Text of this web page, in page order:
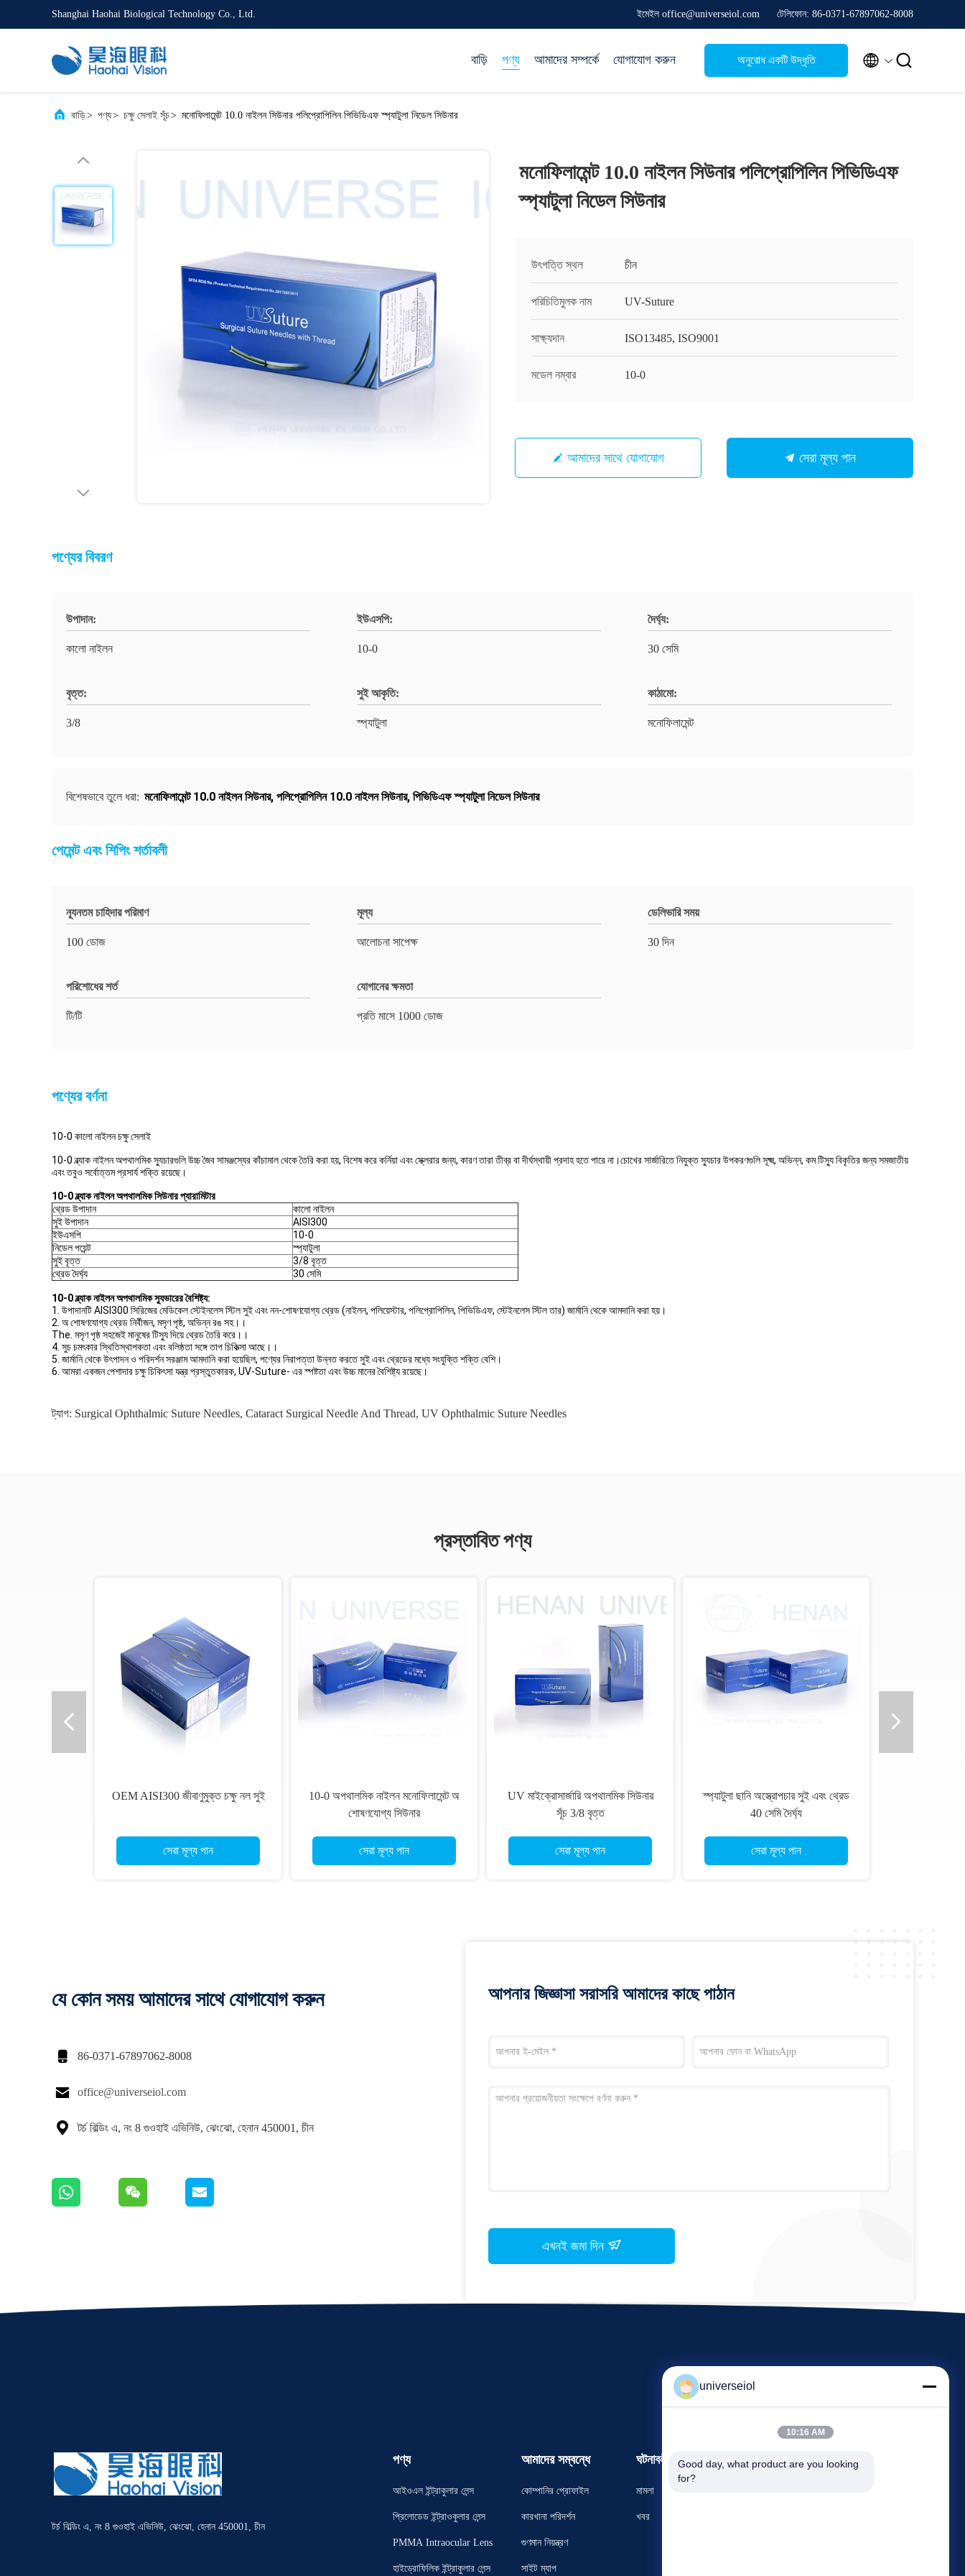
Shanghai Haohai Biological Technology Co., Ltd. ইমেইল office@universeiol.com টেলিফোন: 86-0371-67897062-8008
বাড়ি পণ্য আমাদের সম্পর্কে যোগাযোগ করুন অনুরোধ একটি উদ্ধৃতি  
বাড়ি> পণ্য> চক্ষু সেলাই সূঁচ> মনোফিলামেন্ট 10.0 নাইলন সিউনার পলিপ্রোপিলিন পিভিডিএফ স্প্যাটুলা নিডেল সিউনার
মনোফিলামেন্ট 10.0 নাইলন সিউনার পলিপ্রোপিলিন পিভিডিএফ
স্প্যাটুলা নিডেল সিউনার
উৎপত্তি স্থল চীন
পরিচিতিমুলক নাম UV-Suture
সাক্ষ্যদান ISO13485, ISO9001
মডেল নম্বার 10-0
আমাদের সাথে যোগাযোগ সেরা মূল্য পান
পণ্যের বিবরণ
উপাদান:
কালো নাইলন
ইউএসপি:
10-0
দৈর্ঘ্য:
30 সেমি
বৃত্ত:
3/8
সুই আকৃতি:
স্প্যাটুলা
কাঠামো:
মনোফিলামেন্ট
বিশেষভাবে তুলে ধরা: মনোফিলামেন্ট 10.0 নাইলন সিউনার, পলিপ্রোপিলিন 10.0 নাইলন সিউনার, পিভিডিএফ স্প্যাটুলা নিডেল সিউনার
পেমেন্ট এবং শিপিং শর্তাবলী
ন্যূনতম চাহিদার পরিমাণ
100 ডোজ
মূল্য
আলোচনা সাপেক্ষ
ডেলিভারি সময়
30 দিন
পরিশোধের শর্ত
টি/টি
যোগানের ক্ষমতা
প্রতি মাসে 1000 ডোজ
পণ্যের বর্ণনা
10-0 কালো নাইলন চক্ষু সেলাই
10-0 ব্ল্যাক নাইলন অপথালমিক স্যুচারগুলি উচ্চ জৈব সামঞ্জস্যের কাঁচামাল থেকে তৈরি করা হয়, বিশেষ করে কর্নিয়া এবং স্ক্লেরার জন্য, কারণ তারা তীব্র বা দীর্ঘস্থায়ী প্রদাহ হতে পারে না।চোখের সার্জারিতে নিযুক্ত স্যুচার উপকরণগুলি সূক্ষ্ম, অভিন্ন, কম টিস্যু বিকৃতির জন্য সমজাতীয়
এবং তবুও সর্বোত্তম প্রসার্য শক্তি রয়েছে।
10-0 ব্ল্যাক নাইলন অপথালমিক সিউনার প্যারামিটার
থ্রেড উপাদান
কালো নাইলন
সুই উপাদান
AISI300
ইউএসপি
10-0
নিডেল পয়েন্ট
স্প্যাটুলা
সুই বৃত্ত
3/8 বৃত্ত
থ্রেড দৈর্ঘ্য
30 সেমি
10-0 ব্ল্যাক নাইলন অপথালমিক স্যুভারের বৈশিষ্ট্য:
1. উপাদানটি AISI300 সিরিজের মেডিকেল স্টেইনলেস স্টিল সুই এবং নন-শোষণযোগ্য থ্রেড (নাইলন, পলিয়েস্টার, পলিপ্রোপিলিন, পিভিডিএফ, স্টেইনলেস স্টিল তার) জার্মানি থেকে আমদানি করা হয়।
2. অ শোষণযোগ্য থ্রেড নির্বীজন, মসৃণ পৃষ্ঠ, অভিন্ন রঙ সহ।।
The. মসৃণ পৃষ্ঠ সহজেই মানুষের টিস্যু দিয়ে থ্রেড তৈরি করে।।
4. সুচ চমৎকার স্থিতিস্থাপকতা এবং বলিষ্ঠতা সঙ্গে তাপ চিকিত্সা আছে।।
5. জার্মানি থেকে উৎপাদন ও পরিদর্শন সরঞ্জাম আমদানি করা হয়েছিল, পণ্যের নিরাপত্তা উন্নত করতে সুই এবং থ্রেডের মধ্যে সংযুক্তি শক্তি বেশি।
6. আমরা একজন পেশাদার চক্ষু চিকিৎসা যন্ত্র প্রস্তুতকারক, UV-Suture- এর স্পষ্টতা এবং উচ্চ মানের বৈশিষ্ট্য রয়েছে।
ট্যাগ: Surgical Ophthalmic Suture Needles, Cataract Surgical Needle And Thread, UV Ophthalmic Suture Needles
প্রস্তাবিত পণ্য
OEM AISI300 জীবাণুমুক্ত চক্ষু নল সুই
সেরা মূল্য পান
10-0 অপথালমিক নাইলন মনোফিলামেন্ট অ
শোষণযোগ্য সিউনার
সেরা মূল্য পান
UV মাইক্রোসার্জারি অপথালমিক সিউনার
সূঁচ 3/8 বৃত্ত
সেরা মূল্য পান
স্প্যাটুলা ছানি অস্ত্রোপচার সুই এবং থ্রেড
40 সেমি দৈর্ঘ্য
সেরা মূল্য পান
যে কোন সময় আমাদের সাথে যোগাযোগ করুন
 86-0371-67897062-8008
 office@universeiol.com
 টর্চ বিল্ডিং এ, নং 8 গুওহাই এভিনিউ, ঝেংঝো, হেনান 450001, চীন
আপনার জিজ্ঞাসা সরাসরি আমাদের কাছে পাঠান
এখনই জমা দিন
টর্চ বিল্ডিং এ, নং 8 গুওহাই এভিনিউ, ঝেংঝো, হেনান 450001, চীন
পণ্য
আইওএল ইন্ট্রাকুলার লেন্স
প্রিলোডেড ইন্ট্রাওকুলার লেন্স
PMMA Intraocular Lens
হাইড্রোফিলিক ইন্ট্রাকুলার লেন্স
আমাদের সম্বন্ধে
কোম্পানির প্রোফাইল
কারখানা পরিদর্শন
গুণমান নিয়ন্ত্রণ
সাইট ম্যাপ
ঘটনাবলী
মামলা
খবর
অনুরোধ একটি উদ্ধৃতি
universeiol
10:16 AM
Good day, what product are you looking
for?